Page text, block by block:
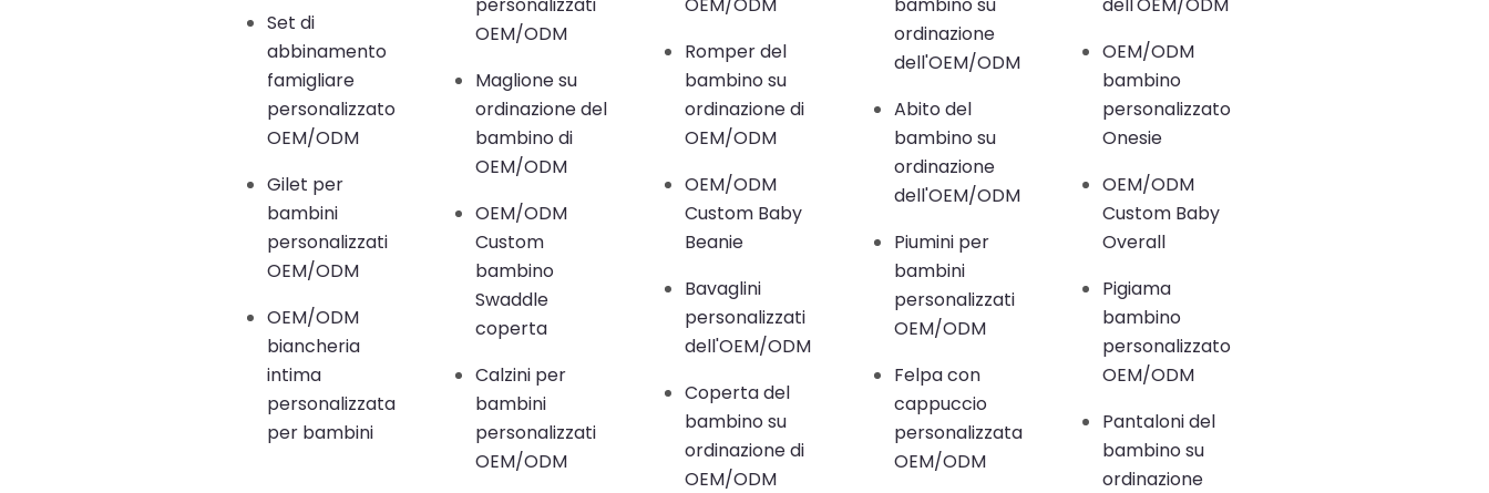
Set di
abbinamento
famigliare
personalizzato
OEM/ODM
Gilet per
bambini
personalizzati
OEM/ODM
OEM/ODM
biancheria
intima
personalizzata
per bambini
OEM/ODM
Maglione su
ordinazione del
bambino di
OEM/ODM
OEM/ODM
Custom
bambino
Swaddle
coperta
Calzini per
bambini
personalizzati
OEM/ODM
Romper del
bambino su
ordinazione di
OEM/ODM
OEM/ODM
Custom Baby
Beanie
Bavaglini
personalizzati
dell'OEM/ODM
Coperta del
bambino su
ordinazione di
OEM/ODM
ordinazione
dell'OEM/ODM
Abito del
bambino su
ordinazione
dell'OEM/ODM
Piumini per
bambini
personalizzati
OEM/ODM
Felpa con
cappuccio
personalizzata
OEM/ODM
OEM/ODM
bambino
personalizzato
Onesie
OEM/ODM
Custom Baby
Overall
Pigiama
bambino
personalizzato
OEM/ODM
Pantaloni del
bambino su
ordinazione